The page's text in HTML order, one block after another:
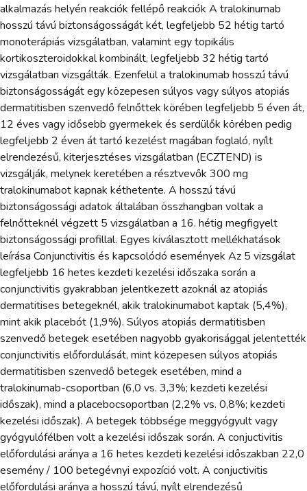
alkalmazás helyén reakciók fellépő reakciók A tralokinumab
hosszú távú biztonságosságát két, legfeljebb 52 hétig tartó
monoterápiás vizsgálatban, valamint egy topikális
kortikoszteroidokkal kombinált, legfeljebb 32 hétig tartó
vizsgálatban vizsgálták. Ezenfelül a tralokinumab hosszú távú
biztonságosságát egy közepesen súlyos vagy súlyos atopiás
dermatitisben szenvedő felnőttek körében legfeljebb 5 éven át,
12 éves vagy idősebb gyermekek és serdülők körében pedig
legfeljebb 2 éven át tartó kezelést magában foglaló, nyílt
elrendezésű, kiterjesztéses vizsgálatban (ECZTEND) is
vizsgálják, melynek keretében a résztvevők 300 mg
tralokinumabot kapnak kéthetente. A hosszú távú
biztonságossági adatok általában összhangban voltak a
felnőtteknél végzett 5 vizsgálatban a 16. hétig megfigyelt
biztonságossági profillal. Egyes kiválasztott mellékhatások
leírása Conjunctivitis és kapcsolódó események Az 5 vizsgálat
legfeljebb 16 hetes kezdeti kezelési időszaka során a
conjunctivitis gyakrabban jelentkezett azoknál az atopiás
dermatitises betegeknél, akik tralokinumabot kaptak (5,4%),
mint akik placebót (1,9%). Súlyos atopiás dermatitisben
szenvedő betegek esetében nagyobb gyakorisággal jelentették
conjunctivitis előfordulását, mint közepesen súlyos atopiás
dermatitisben szenvedő betegek esetében, mind a
tralokinumab-csoportban (6,0 vs. 3,3%; kezdeti kezelési
időszak), mind a placebocsoportban (2,2% vs. 0,8%; kezdeti
kezelési időszak). A betegek többsége meggyógyult vagy
gyógyulófélben volt a kezelési időszak során. A conjuctivitis
előfordulási aránya a 16 hetes kezdeti kezelési időszakban 22,0
esemény / 100 betegévnyi expozíció volt. A conjuctivitis
előfordulási aránya a hosszú távú, nyílt elrendezésű